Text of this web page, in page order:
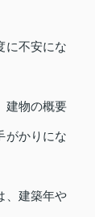
に不安にな
建物の概要
がかりにな
、建築年や